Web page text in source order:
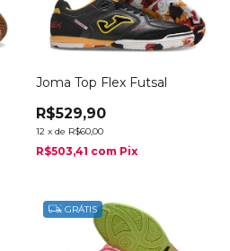
Joma Top Flex Futsal
R$529,90
12 x de R$60,00
R$503,41 com Pix
GRÁTIS